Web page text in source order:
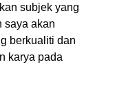
subjek yang
saya akan
berkualiti dan
karya pada